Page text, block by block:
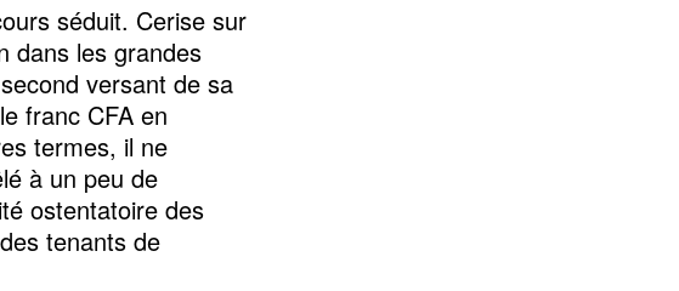
séduit. Cerise sur
dans les grandes
versant de sa
franc CFA en
termes, il ne
à un peu de
ostentatoire des
tenants de